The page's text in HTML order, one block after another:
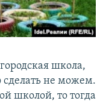
школа,
не можем.
школой, то тогда